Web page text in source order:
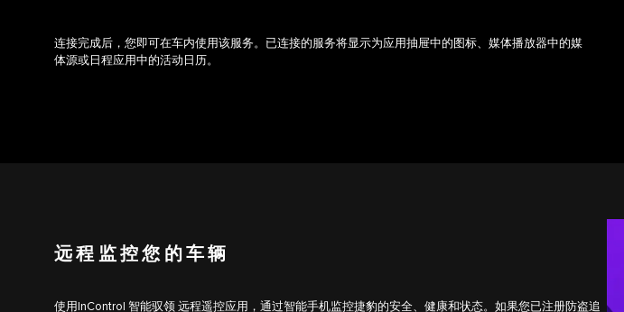
连接完成后，您即可在车内使用该服务。已连接的服务将显示为应用抽屉中的图标、媒体播放器中的媒
体源或日程应用中的活动日历。
远程监控您的车辆
使用InControl 智能驭领 远程遥控应用，通过智能手机监控捷豹的安全、健康和状态。如果您已注册防盗追